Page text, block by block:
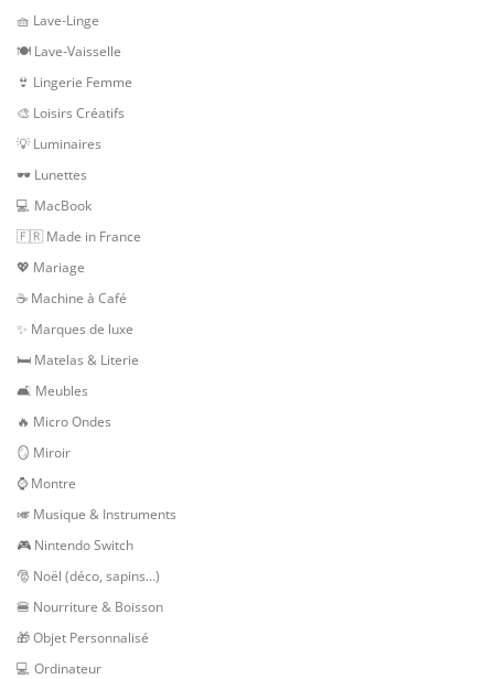
🧺 Lave-Linge
🍽 Lave-Vaisselle
👙 Lingerie Femme
🎨 Loisirs Créatifs
💡 Luminaires
🕶 Lunettes
💻 MacBook
🇫🇷 Made in France
💖 Mariage
☕ Machine à Café
✨ Marques de luxe
🛏 Matelas & Literie
🛋 Meubles
🔥 Micro Ondes
🪞 Miroir
⌚ Montre
🎺 Musique & Instruments
🎮 Nintendo Switch
🎅 Noël (déco, sapins…)
🍔 Nourriture & Boisson
🎁 Objet Personnalisé
💻 Ordinateur